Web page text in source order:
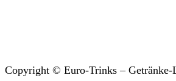
Copyright © Euro-Trinks –